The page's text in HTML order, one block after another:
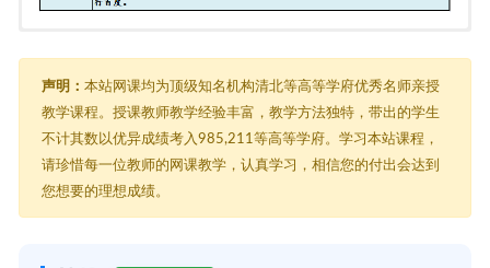
├─ 【周芳煜生物】2022年高考一轮
│ ├─ 01导学课
│ ├─ 02【走进细胞】
│ │ ├─ 02.1【核心知识】生物圈到细胞.mp4
│ │ ├─ 02.2【核心知识】病毒&原核生物&真核生物.mp4
│ │ ├─ 02.3【低频考点】显微镜的使用.mp4
声明： 本站网课均为顶级知名机构清北等高等学府优秀名师亲授
教学课程。授课教师教学经验丰富，教学方法独特，带出的学生
不计其数以优异成绩考入985,211等高等学府。学习本站课程，
请珍惜每一位教师的网课教学，认真学习，相信您的付出会达到
您想要的理想成绩。